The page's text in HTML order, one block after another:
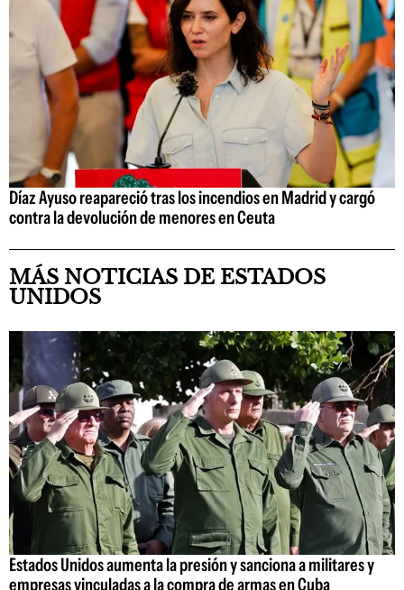
Díaz Ayuso reapareció tras los incendios en Madrid y cargó
contra la devolución de menores en Ceuta
MÁS NOTICIAS DE ESTADOS
UNIDOS
Estados Unidos aumenta la presión y sanciona a militares y
empresas vinculadas a la compra de armas en Cuba